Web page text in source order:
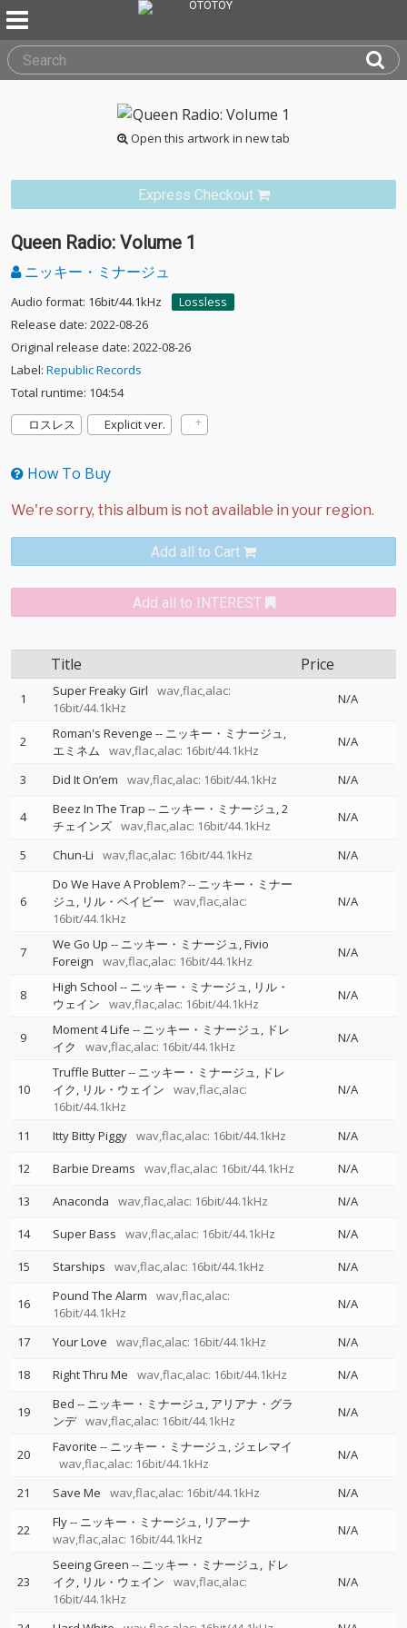
Open this artwork in new tab
Express Checkout
Queen Radio: Volume 1
ニッキー・ミナージュ
Audio format: 16bit/44.1kHz
Lossless
Release date: 2022-08-26
Original release date: 2022-08-26
Label: Republic Records
Total runtime: 104:54
ロスレス
Explicit ver.
How To Buy
Add all to Cart
Add all to INTEREST
Title Price
1 Super Freaky Girl
wav,flac,alac:
16bit/44.1kHz
N/A
2 Roman's Revenge -- ニッキー・ミナージュ
エミネム
wav,flac,alac: 16bit/44.1kHz
N/A
3 Did It On’em wav,flac,alac: 16bit/44.1kHz N/A
4 Beez In The Trap -- ニッキー・ミナージュ 2
チェインズ wav,flac,alac: 16bit/44.1kHz
N/A
5 Chun-Li wav,flac,alac: 16bit/44.1kHz N/A
6
Do We Have A Problem?-- ニッキー・ミナー
ジュ
リル・ベイビー
wav,flac,alac:
16bit/44.1kHz
N/A
7 We Go Up -- ニッキー・ミナージュ Fivio
Foreign
wav,flac,alac: 16bit/44.1kHz
N/A
8 High School -- ニッキー・ミナージュ
リル・
ウェイン
wav,flac,alac: 16bit/44.1kHz
N/A
9 Moment 4 Life -- ニッキー・ミナージュ
ドレ
イク
wav,flac,alac: 16bit/44.1kHz
N/A
10
Truffle Butter-- ニッキー・ミナージュ
ドレ
イク
リル・ウェイン
wav,flac,alac:
16bit/44.1kHz
N/A
11 Itty Bitty Piggy wav,flac,alac: 16bit/44.1kHz
N/A
12
Barbie Dreams wav,flac,alac: 16bit/44.1kHz
N/A
13
Anaconda wav,flac,alac: 16bit/44.1kHz
N/A
14
Super Bass wav,flac,alac: 16bit/44.1kHz
N/A
15
Starships wav,flac,alac: 16bit/44.1kHz N/A
16 Pound The Alarm
wav,flac,alac:
16bit/44.1kHz
N/A
17 Your Love wav,flac,alac: 16bit/44.1kHz
N/A
18
Right Thru Me wav,flac,alac: 16bit/44.1kHz N/A
19 Bed -- ニッキー・ミナージュ アリアナ・グラ
ンデ wav,flac,alac: 16bit/44.1kHz
N/A
20 Favorite -- ニッキー・ミナージュ ジェレマイ
wav,flac,alac: 16bit/44.1kHz
N/A
21 Save Me wav,flac,alac: 16bit/44.1kHz N/A
22 Fly-- ニッキー・ミナージュ
リアーナ
wav,flac,alac: 16bit/44.1kHz
N/A
23
Seeing Green -- ニッキー・ミナージュ
ドレ
イク
リル・ウェイン
wav,flac,alac:
16bit/44.1kHz
N/A